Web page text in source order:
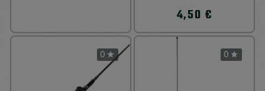
4,50 €
0  0 